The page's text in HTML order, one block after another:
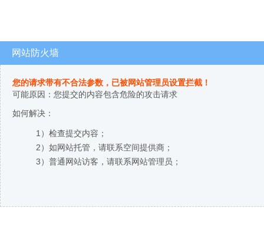
网站防火墙
您的请求带有不合法参数，已被网站管理员设置拦截！
可能原因：您提交的内容包含危险的攻击请求
如何解决：
1）检查提交内容；
2）如网站托管，请联系空间提供商；
3）普通网站访客，请联系网站管理员；